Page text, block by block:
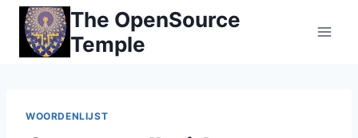
Skip
content
The OpenSource
Temple
WOORDENLIJST